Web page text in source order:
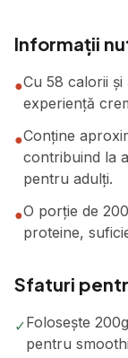
Informații
●Cu 58 calorii
experiență
●Conține
contribuind la
pentru adulți.
●O porție de
proteine,
Sfaturi
✓Folosește
pentru